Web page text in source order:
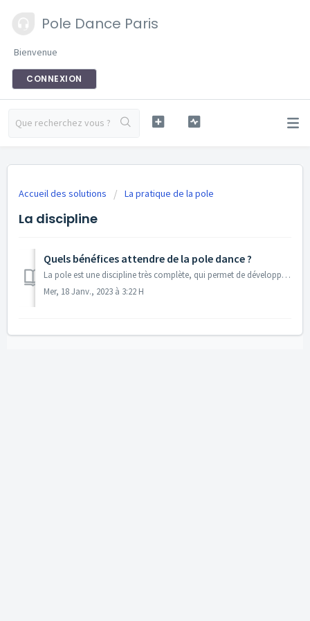
Pole Dance Paris
Bienvenue
CONNEXION
Accueil des solutions La pratique de la pole
La discipline
Quels bénéfices attendre de la pole dance ?
La pole est une discipline très complète, qui permet de développer à la fois la force, la souplesse, l’équilibre, l’agilité, la grâce et la musicalité, mai...
Mer, 18 Janv., 2023 à 3:22 H